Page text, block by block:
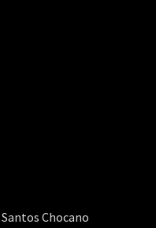
Chocano